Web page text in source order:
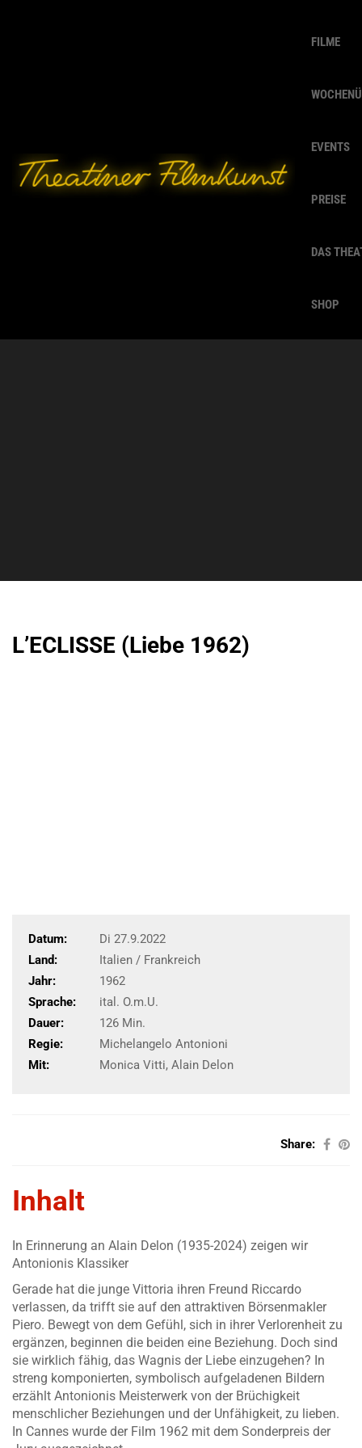
FILME
EVENTS
PREISE
DAS
SHOP
L’ECLISSE (Liebe 1962)
Datum:
Di 27.9.2022
Land:
Italien / Frankreich
Jahr:
1962
Sprache:
ital. O.m.U.
Dauer:
126 Min.
Regie:
Michelangelo Antonioni
Mit:
Monica Vitti, Alain Delon
Share:
Inhalt
In Erinnerung an Alain Delon (1935-2024) zeigen wir
Antonionis Klassiker
Gerade hat die junge Vittoria ihren Freund Riccardo
verlassen, da trifft sie auf den attraktiven Börsenmakler
Piero. Bewegt von dem Gefühl, sich in ihrer Verlorenheit zu
ergänzen, beginnen die beiden eine Beziehung. Doch sind
sie wirklich fähig, das Wagnis der Liebe einzugehen? In
streng komponierten, symbolisch aufgeladenen Bildern
erzählt Antonionis Meisterwerk von der Brüchigkeit
menschlicher Beziehungen und der Unfähigkeit, zu lieben.
In Cannes wurde der Film 1962 mit dem Sonderpreis der